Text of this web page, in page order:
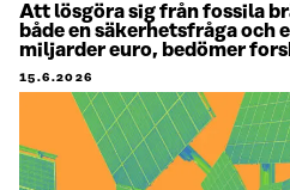
Att lösgöra sig från fossila
både en säkerhetsfråga och
miljarder euro, bedömer
15.6.2026